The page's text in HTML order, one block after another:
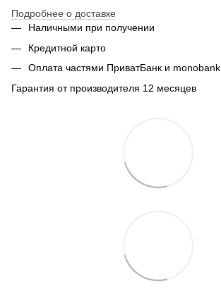
Подробнее о доставке
Наличными при получении
Кредитной карто
Оплата частями ПриватБанк и monobank
Гарантия от производителя 12 месяцев